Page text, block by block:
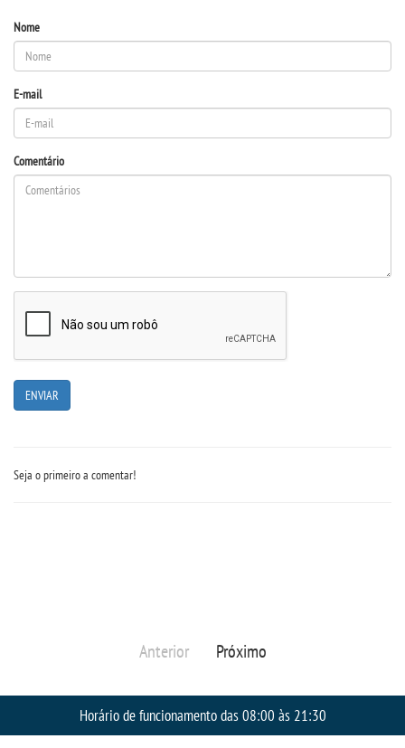
Nome
E-mail
Comentário
Seja o primeiro a comentar!
Anterior Próximo
Horário de funcionamento das 08:00 às 21:30